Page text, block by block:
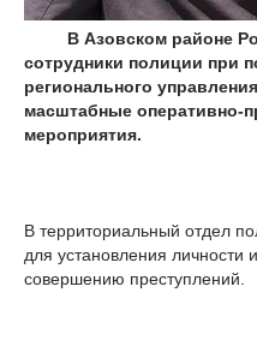
В Азовском районе
сотрудники полиции при
регионального
масштабные оперативно-
мероприятия.
В территориальный отдел
для установления личности
совершению преступлений.